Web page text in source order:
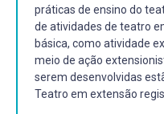
práticas de ensino do
de atividades de teatro
básica, como atividade
meio de ação
serem desenvolvidas
Teatro em extensão